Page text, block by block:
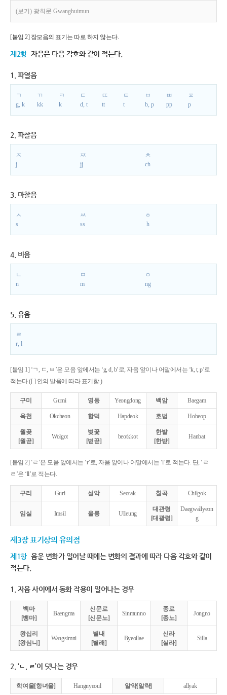
(보기) 광희문 Gwanghuimun
[붙임 2] 장모음의 표기는 따로 하지 않는다.
제2항 자음은 다음 각호와 같이 적는다.
1. 파열음
ㄱ
g, k
ㄲ
kk
ㅋ
k
ㄷ
d, t
ㄸ
tt
ㅌ
t
ㅂ
b, p
ㅃ
pp
ㅍ
p
2. 파찰음
ㅈ
j
ㅉ
jj
ㅊ
ch
3. 마찰음
ㅅ
s
ㅆ
ss
ㅎ
h
4. 비음
ㄴ
n
ㅁ
m
ㅇ
ng
5. 유음
ㄹ
r, l
[붙임 1] ‘ㄱ, ㄷ, ㅂ’은 모음 앞에서는 ‘g, d, b’로, 자음 앞이나 어말에서는 ‘k, t, p’로
적는다.([ ] 안의 발음에 따라 표기함.)
구미 Gumi 영동 Yeongdong 백암 Baegam
옥천 Okcheon 합덕 Hapdeok 호법 Hobeop
월곶
[월곧]
Wolgot
벚꽃
[벋꼳]
beotkkot
한밭
[한받]
Hanbat
[붙임 2] ‘ㄹ’은 모음 앞에서는 ‘r’로, 자음 앞이나 어말에서는 ‘l’로 적는다. 단, ‘ㄹ
ㄹ’은 ‘ll’로 적는다.
구리 Guri 설악 Seorak 칠곡 Chilgok
임실 Imsil 울릉 Ulleung
대관령
[대괄령]
Daegwallyeon
g
제3장 표기상의 유의점
제1항 음운 변화가 일어날 때에는 변화의 결과에 따라 다음 각호와 같이
적는다.
1. 자음 사이에서 동화 작용이 일어나는 경우
백마
[뱅마]
Baengma
신문로
[신문노]
Sinmunno
종로
[종노]
Jongno
왕십리
[왕심니]
Wangsimni
별내
[별래]
Byeollae
신라
[실라]
Silla
2. ‘ㄴ, ㄹ’이 덧나는 경우
학여울[항녀울] Hangnyeoul 알약[알략] allyak